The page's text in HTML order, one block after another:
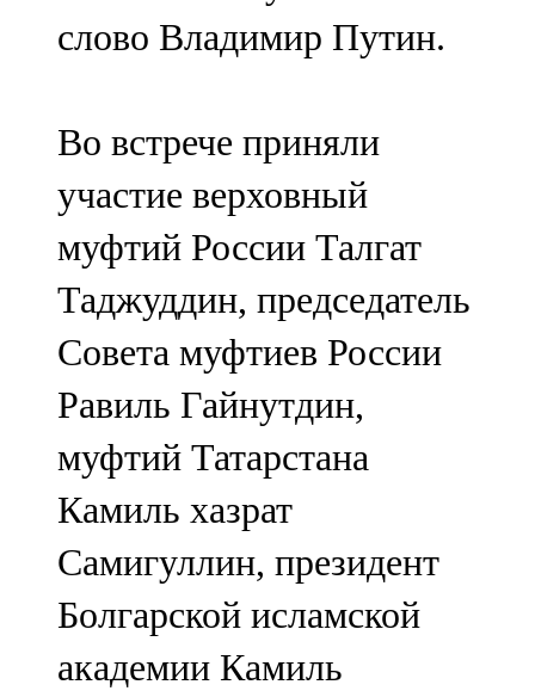
слово Владимир Путин.
Во встрече приняли
участие верховный
муфтий России Талгат
Таджуддин, председатель
Совета муфтиев России
Равиль Гайнутдин,
муфтий Татарстана
Камиль хазрат
Самигуллин, президент
Болгарской исламской
академии Камиль